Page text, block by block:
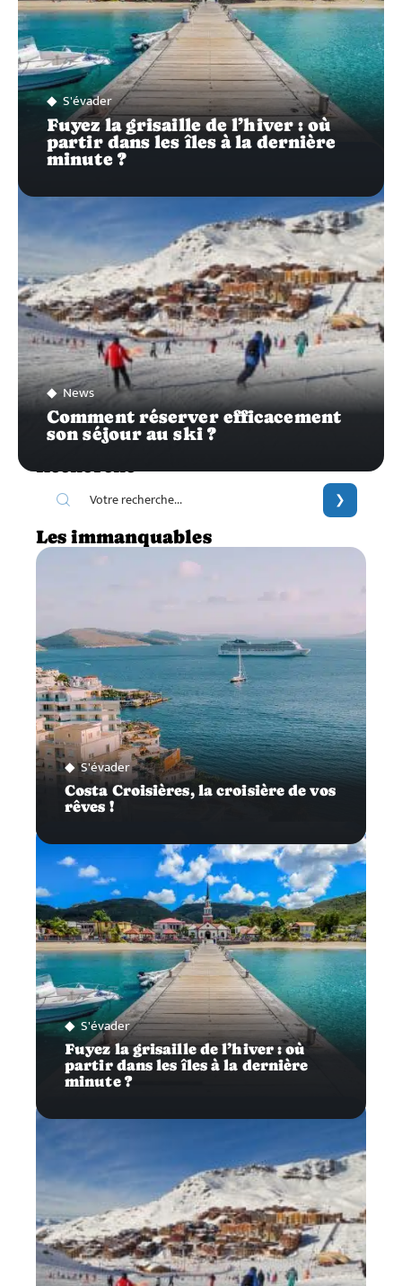
S'évader
Fuyez la grisaille de l’hiver : où
partir dans les îles à la dernière
minute ?
News
Comment réserver efficacement
son séjour au ski ?
Les immanquables
S'évader
Costa Croisières, la croisière de vos
rêves !
S'évader
Fuyez la grisaille de l’hiver : où
partir dans les îles à la dernière
minute ?